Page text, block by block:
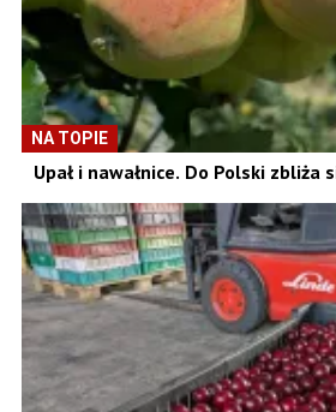
NA TOPIE
Upał i nawałnice. Do Polski zbliża